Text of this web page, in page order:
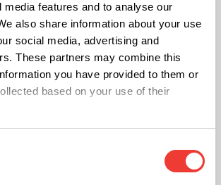
media features and to analyse our
also share information about your use
social media, advertising and
These partners may combine this
you have provided to them or
based on your use of their
el agricultor aprovecha la
en forma de calor para
semillas de malas hierbas
pero sacrifica buena parte
que se pierden en forma de calor
anaeróbica incompleta